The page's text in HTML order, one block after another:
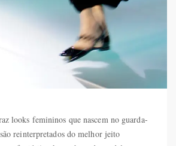
looks femininos que nascem no guarda-
reinterpretados do melhor jeito